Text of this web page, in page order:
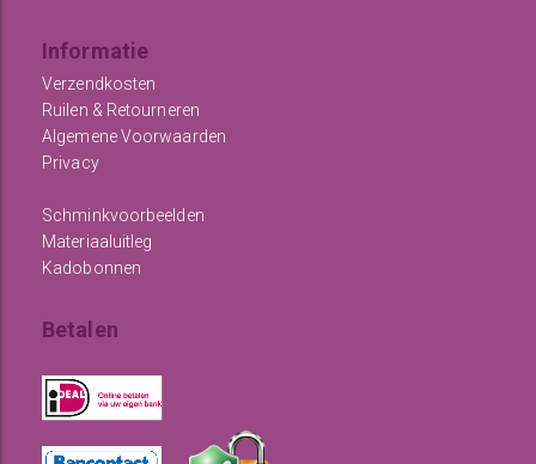
Informatie
Verzendkosten
Ruilen & Retourneren
Algemene Voorwaarden
Privacy
Schminkvoorbeelden
Materiaaluitleg
Kadobonnen
Betalen